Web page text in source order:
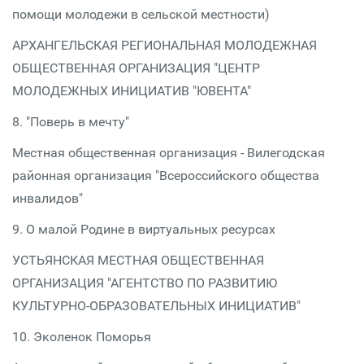
помощи молодежи в сельской местности)
АРХАНГЕЛЬСКАЯ РЕГИОНАЛЬНАЯ МОЛОДЕЖНАЯ
ОБЩЕСТВЕННАЯ ОРГАНИЗАЦИЯ "ЦЕНТР
МОЛОДЕЖНЫХ ИНИЦИАТИВ "ЮВЕНТА"
8. "Поверь в мечту"
Местная общественная организация - Вилегодская
районная организация "Всероссийского общества
инвалидов"
9. О малой Родине в виртуальных ресурсах
УСТЬЯНСКАЯ МЕСТНАЯ ОБЩЕСТВЕННАЯ
ОРГАНИЗАЦИЯ "АГЕНТСТВО ПО РАЗВИТИЮ
КУЛЬТУРНО-ОБРАЗОВАТЕЛЬНЫХ ИНИЦИАТИВ"
10. Эколенок Поморья